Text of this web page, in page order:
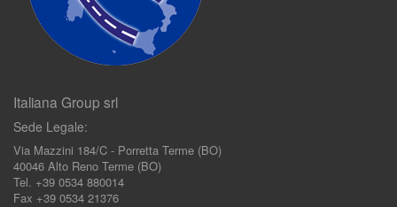
Italiana Group srl
Sede Legale:
Via Mazzini 184/C - Porretta Terme (BO)
40046 Alto Reno Terme (BO)
Tel. +39 0534 880014
Fax +39 0534 21376